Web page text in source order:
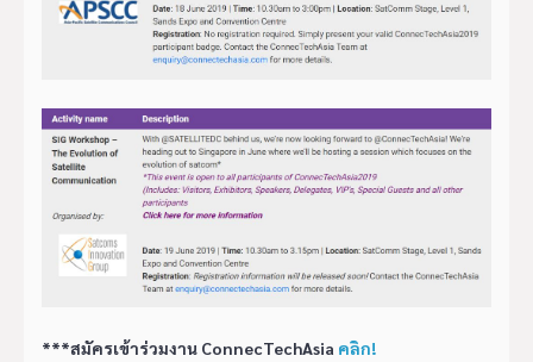
***สมัครเข้าร่วมงาน ConnecTechAsia คลิก!